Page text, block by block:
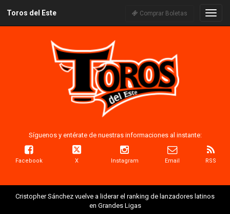
Toros del Este Comprar Boletas
Síguenos y entérate de nuestras informaciones al instante:
Facebook X Instagram Email RSS
Cristopher Sánchez vuelve a liderar el ranking de lanzadores latinos
en Grandes Ligas